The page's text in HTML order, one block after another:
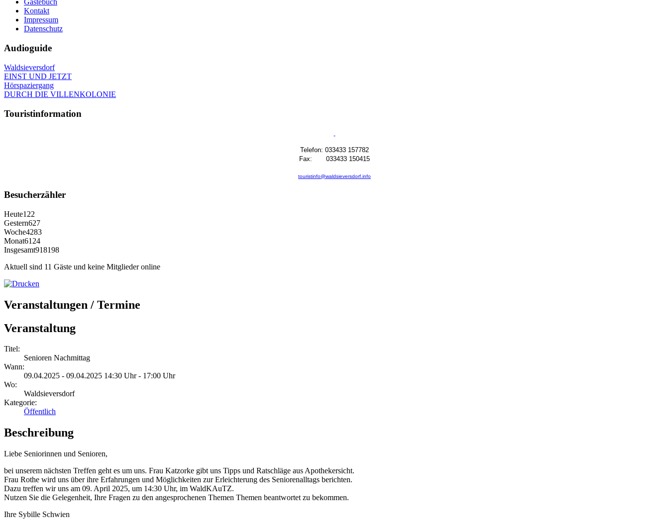
Gästebuch
Kontakt
Impressum
Datenschutz
Audioguide
Waldsieversdorf
EINST UND JETZT
Hörspaziergang
DURCH DIE VILLENKOLONIE
Touristinformation
Telefon: 033433 157782
Fax: 033433 150415
touristinfo@waldsieversdorf.info
Besucherzähler
Heute122
Gestern627
Woche4283
Monat6124
Insgesamt918198
Aktuell sind 11 Gäste und keine Mitglieder online
Veranstaltungen / Termine
Veranstaltung
Titel:
Senioren Nachmittag
Wann:
09.04.2025 - 09.04.2025 14:30 Uhr - 17:00 Uhr
Wo:
Waldsieversdorf
Kategorie:
Öffentlich
Beschreibung
Liebe Seniorinnen und Senioren,
bei unserem nächsten Treffen geht es um uns. Frau Katzorke gibt uns Tipps und Ratschläge aus Apothekersicht.
Frau Rothe wird uns über ihre Erfahrungen und Möglichkeiten zur Erleichterung des Seniorenalltags berichten.
Dazu treffen wir uns am 09. April 2025, um 14:30 Uhr, im WaldKAuTZ.
Nutzen Sie die Gelegenheit, Ihre Fragen zu den angesprochenen Themen Themen beantwortet zu bekommen.
Ihre Sybille Schwien